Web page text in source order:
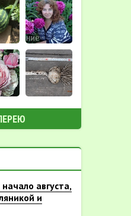
августа,
и